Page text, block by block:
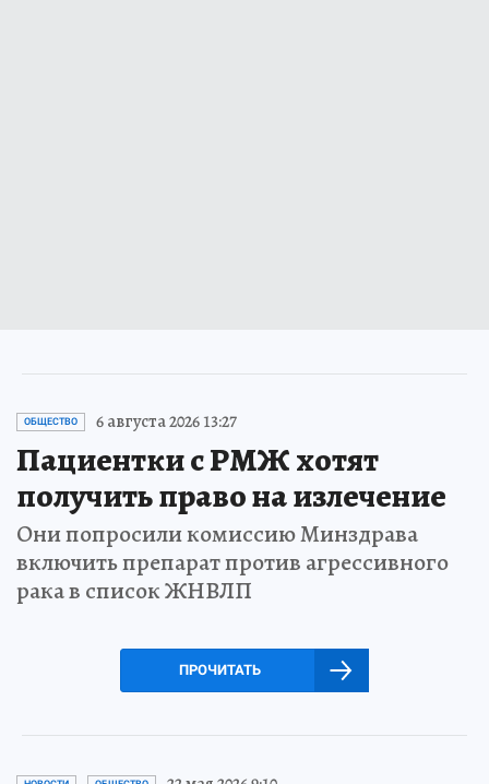
ОБЩЕСТВО 6 августа 2026 13:27
Пациентки с РМЖ хотят
получить право на излечение
Они попросили комиссию Минздрава
включить препарат против агрессивного
рака в список ЖНВЛП
ПРОЧИТАТЬ